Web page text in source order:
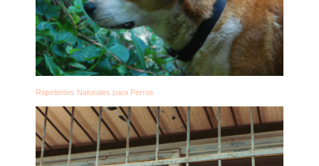
Repelentes Naturales para Perros